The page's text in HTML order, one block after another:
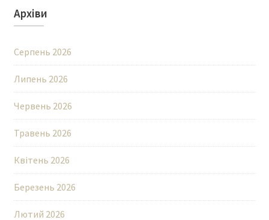
Архіви
Серпень 2026
Липень 2026
Червень 2026
Травень 2026
Квітень 2026
Березень 2026
Лютий 2026